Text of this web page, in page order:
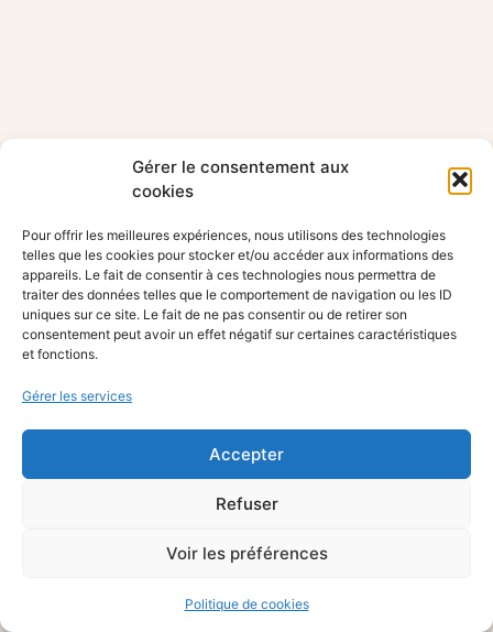
Gérer le consentement aux
cookies
Pour offrir les meilleures expériences, nous utilisons des technologies
telles que les cookies pour stocker et/ou accéder aux informations des
appareils. Le fait de consentir à ces technologies nous permettra de
traiter des données telles que le comportement de navigation ou les ID
uniques sur ce site. Le fait de ne pas consentir ou de retirer son
consentement peut avoir un effet négatif sur certaines caractéristiques
et fonctions.
Gérer les services
Accepter
Refuser
Voir les préférences
Politique de cookies